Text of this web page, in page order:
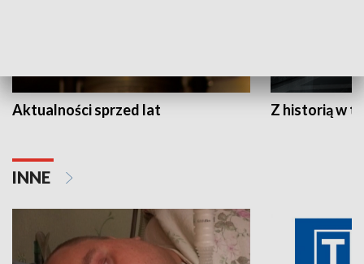
Aktualności sprzed lat Z historią w
INNE